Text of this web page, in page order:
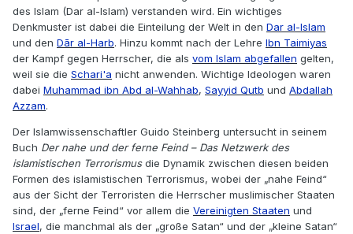
des Islam (Dar al-Islam) verstanden wird. Ein wichtiges
Denkmuster ist dabei die Einteilung der Welt in den Dar al-Islam
und den Dār al-Harb. Hinzu kommt nach der Lehre Ibn Taimiyas
der Kampf gegen Herrscher, die als vom Islam abgefallen gelten,
weil sie die Schari'a nicht anwenden. Wichtige Ideologen waren
dabei Muhammad ibn Abd al-Wahhab, Sayyid Qutb und Abdallah
Azzam.
Der Islamwissenschaftler Guido Steinberg untersucht in seinem
Buch Der nahe und der ferne Feind – Das Netzwerk des
islamistischen Terrorismusdie Dynamik zwischen diesen beiden
Formen des islamistischen Terrorismus, wobei der „nahe Feind“
aus der Sicht der Terroristen die Herrscher muslimischer Staaten
sind, der „ferne Feind“ vor allem die Vereinigten Staaten und
Israel, die manchmal als der „große Satan“ und der „kleine Satan“